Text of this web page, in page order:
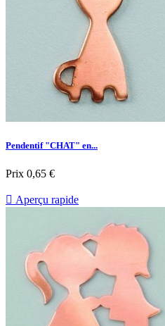
Pendentif "CHAT" en...
Prix 0,65 €
 Aperçu rapide